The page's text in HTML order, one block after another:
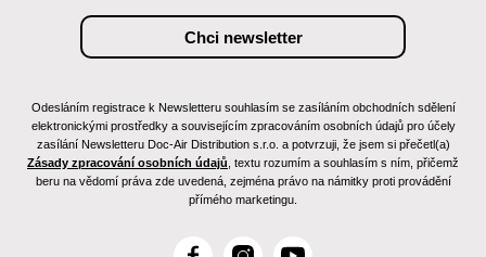
Odesláním registrace k Newsletteru souhlasím se zasíláním obchodních sdělení
elektronickými prostředky a souvisejícím zpracováním osobních údajů pro účely
zasílání Newsletteru Doc-Air Distribution s.r.o. a potvrzuji, že jsem si přečetl(a)
Zásady zpracování osobních údajů , textu rozumím a souhlasím s ním, přičemž
beru na vědomí práva zde uvedená, zejména právo na námitky proti provádění
přímého marketingu.